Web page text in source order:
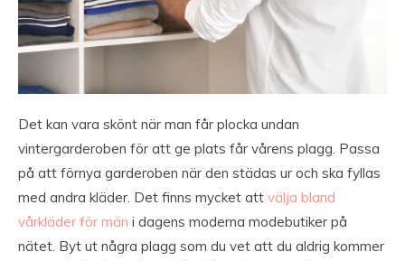
Det kan vara skönt när man får plocka undan
vintergarderoben för att ge plats får vårens plagg. Passa
på att förnya garderoben när den städas ur och ska fyllas
med andra kläder. Det finns mycket att välja bland
vårkläder för män i dagens moderna modebutiker på
nätet. Byt ut några plagg som du vet att du aldrig kommer